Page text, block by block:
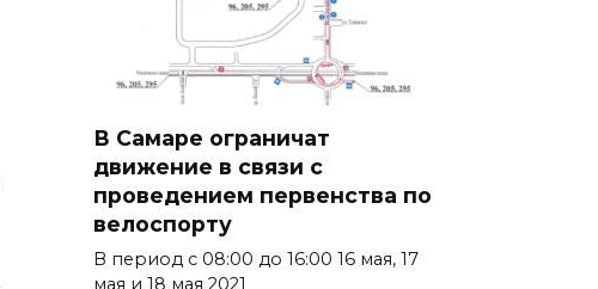
В Самаре ограничат
движение в связи с
проведением первенства по
велоспорту
В период с 08:00 до 16:00 16 мая, 17
мая и 18 мая 2021